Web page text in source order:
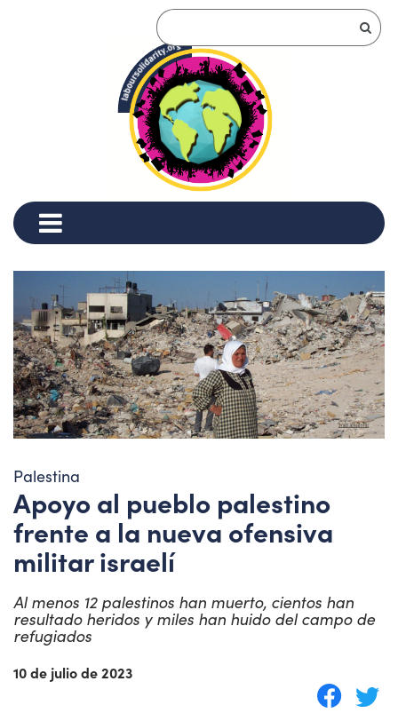
Palestina
Apoyo al pueblo palestino
frente a la nueva ofensiva
militar israelí
Al menos 12 palestinos han muerto, cientos han
resultado heridos y miles han huido del campo de
refugiados
10 de julio de 2023